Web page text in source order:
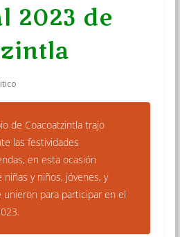
2023 de
de Coacoatzintla trajo
las festividades
en esta ocasión
y niños, jóvenes, y
unieron para participar en el